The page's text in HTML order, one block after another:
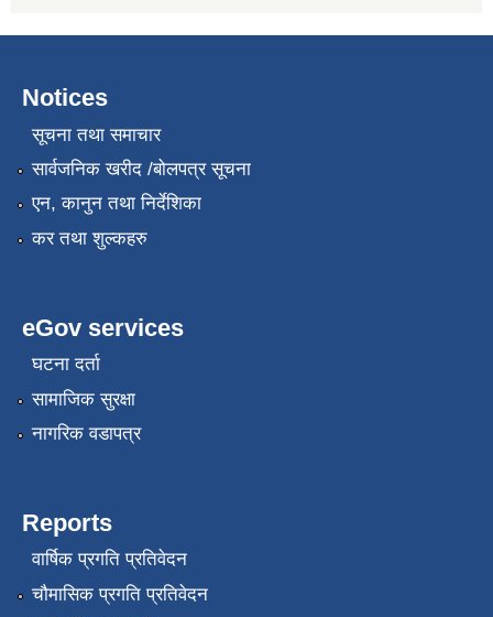
Notices
सूचना तथा समाचार
सार्वजनिक खरीद /बोलपत्र सूचना
एन, कानुन तथा निर्देशिका
कर तथा शुल्कहरु
eGov services
घटना दर्ता
सामाजिक सुरक्षा
नागरिक वडापत्र
Reports
वार्षिक प्रगति प्रतिवेदन
चौमासिक प्रगति प्रतिवेदन